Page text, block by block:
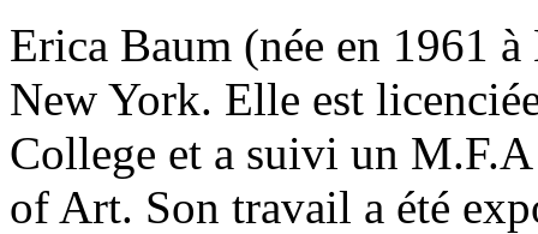
Erica Baum (née en 1961
New York. Elle est
College et a suivi un
of Art. Son travail a été